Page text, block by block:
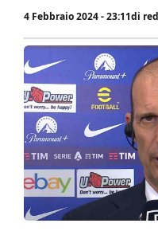
4 Febbraio 2024 - 23:11di